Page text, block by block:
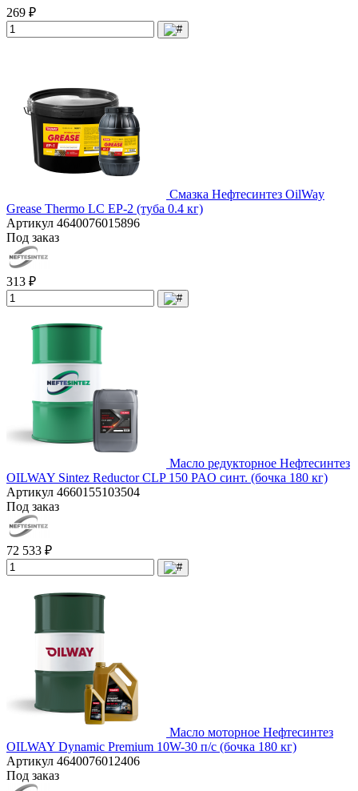
269 ₽
Смазка Нефтесинтез OilWay
Grease Thermo LC EP-2 (туба 0.4 кг)
Артикул 4640076015896
Под заказ
313 ₽
Масло редукторное Нефтесинтез
OILWAY Sintez Reductor CLP 150 PAO синт. (бочка 180 кг)
Артикул 4660155103504
Под заказ
72 533 ₽
Масло моторное Нефтесинтез
OILWAY Dynamic Premium 10W-30 п/с (бочка 180 кг)
Артикул 4640076012406
Под заказ